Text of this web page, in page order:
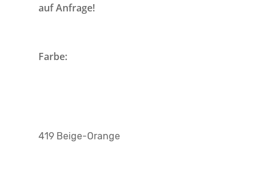
auf Anfrage!
Farbe:
419 Beige-Orange